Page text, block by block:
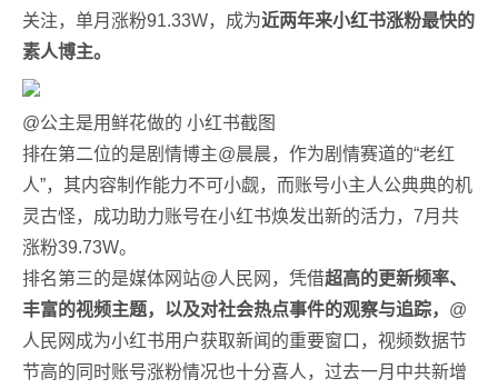
关注，单月涨粉91.33W，成为近两年来小红书涨粉最快的
素人博主。
@公主是用鲜花做的 小红书截图
排在第二位的是剧情博主@晨晨，作为剧情赛道的“老红
人”，其内容制作能力不可小觑，而账号小主人公典典的机
灵古怪，成功助力账号在小红书焕发出新的活力，7月共
涨粉39.73W。
排名第三的是媒体网站@人民网，凭借超高的更新频率、
丰富的视频主题，以及对社会热点事件的观察与追踪， @
人民网成为小红书用户获取新闻的重要窗口，视频数据节
节高的同时账号涨粉情况也十分喜人，过去一月中共新增